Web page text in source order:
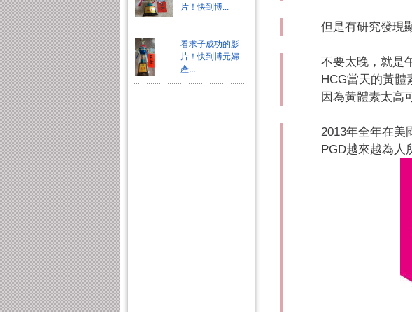
但是有研究發現
不要太晚，就是
HCG當天的黃體
因為黃體素太高
2013年全年在美
PGD越來越為人
片！快到博...
看求子成功的影
片！快到博元婦
產...